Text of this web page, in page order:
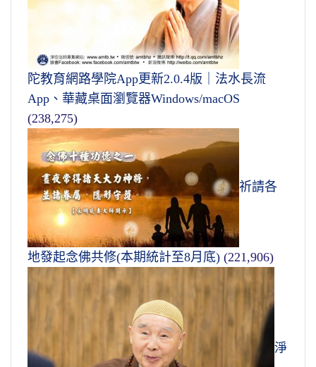
陀教育網路學院App更新2.0.4版｜法水長流
App、華藏桌面瀏覽器Windows/macOS
(238,275)
祈請各
地發起念佛共修(本期統計至8月底) (221,906)
淨